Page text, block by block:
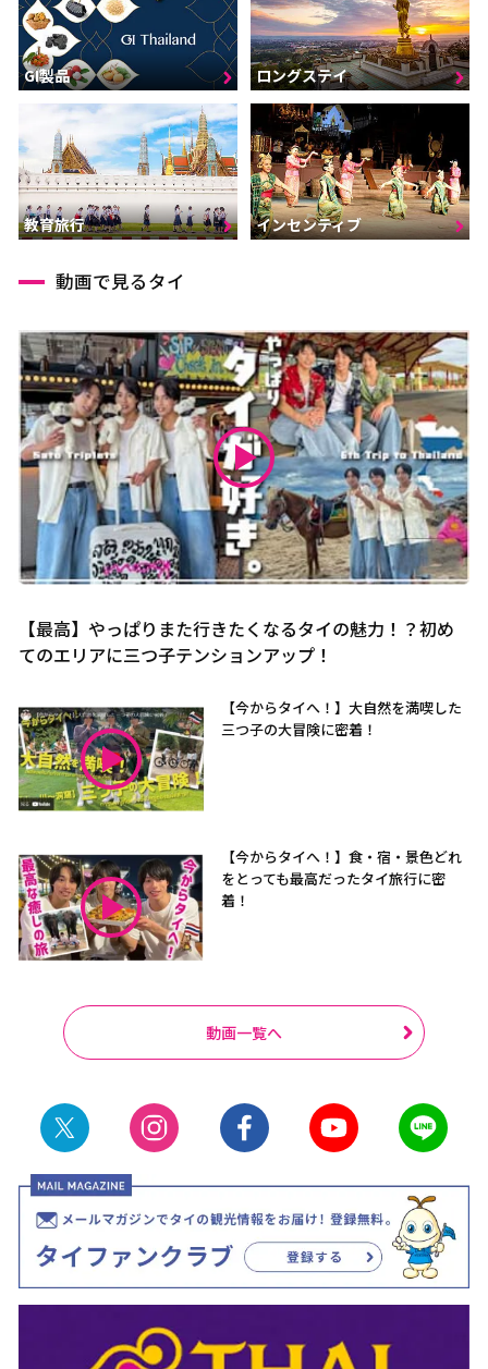
GI製品 ロングステイ
教育旅行 インセンティブ
動画で見るタイ
【最高】やっぱりまた行きたくなるタイの魅力！？初め
てのエリアに三つ子テンションアップ！
【今からタイへ！】大自然を満喫した
三つ子の大冒険に密着！
【今からタイへ！】食・宿・景色どれ
をとっても最高だったタイ旅行に密
着！
動画一覧へ